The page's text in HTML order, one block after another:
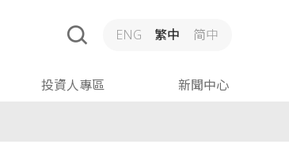
投資人專區 新聞中心
ENG 繁中 简中